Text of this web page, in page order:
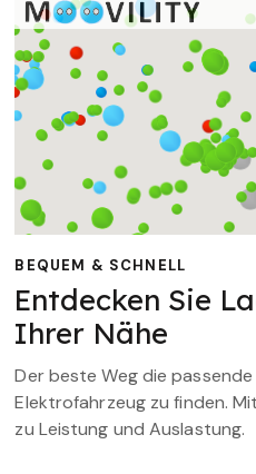
BEQUEM & SCHNELL
Entdecken Sie
Ihrer Nähe
Der beste Weg die
Elektrofahrzeug zu finden.
zu Leistung und Auslastung.